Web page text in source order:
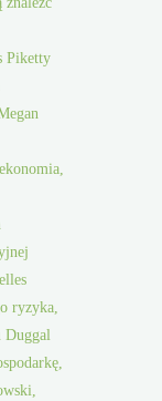
Piketty
ryzyka,
Duggal